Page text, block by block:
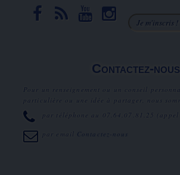
Contactez-
Pour un renseignement ou un conseil
particulière ou une idée à partager, nous
par téléphone au
07.64.07.81.25
par email Contactez-nous